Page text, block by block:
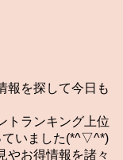
報を探して今日も
トランキング上位
ていました(*^▽^*)
やお得情報を諸々